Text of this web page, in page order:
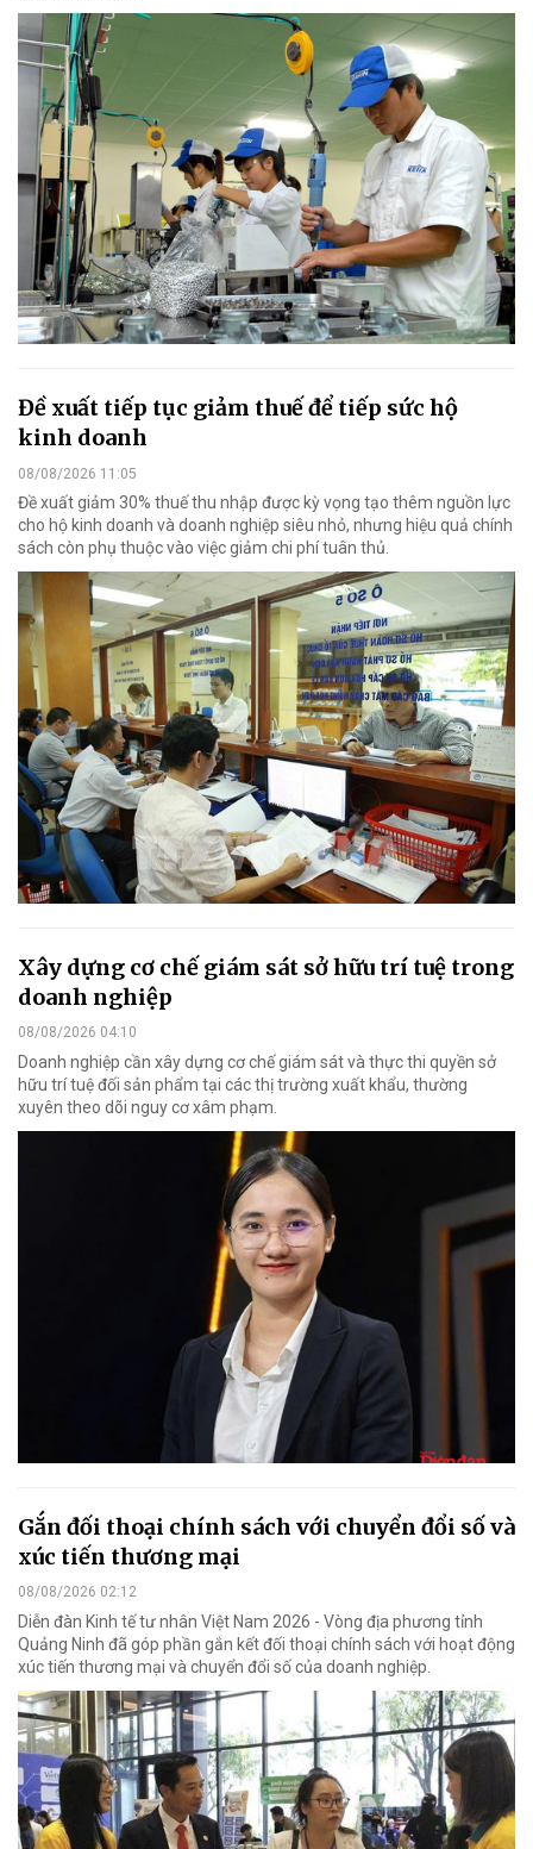
Đề xuất tiếp tục giảm thuế để tiếp sức hộ
kinh doanh
08/08/2026 11:05
Đề xuất giảm 30% thuế thu nhập được kỳ vọng tạo thêm nguồn lực
cho hộ kinh doanh và doanh nghiệp siêu nhỏ, nhưng hiệu quả chính
sách còn phụ thuộc vào việc giảm chi phí tuân thủ.
Xây dựng cơ chế giám sát sở hữu trí tuệ trong
doanh nghiệp
08/08/2026 04:10
Doanh nghiệp cần xây dựng cơ chế giám sát và thực thi quyền sở
hữu trí tuệ đối sản phẩm tại các thị trường xuất khẩu, thường
xuyên theo dõi nguy cơ xâm phạm.
Gắn đối thoại chính sách với chuyển đổi số và
xúc tiến thương mại
08/08/2026 02:12
Diễn đàn Kinh tế tư nhân Việt Nam 2026 - Vòng địa phương tỉnh
Quảng Ninh đã góp phần gắn kết đối thoại chính sách với hoạt động
xúc tiến thương mại và chuyển đổi số của doanh nghiệp.